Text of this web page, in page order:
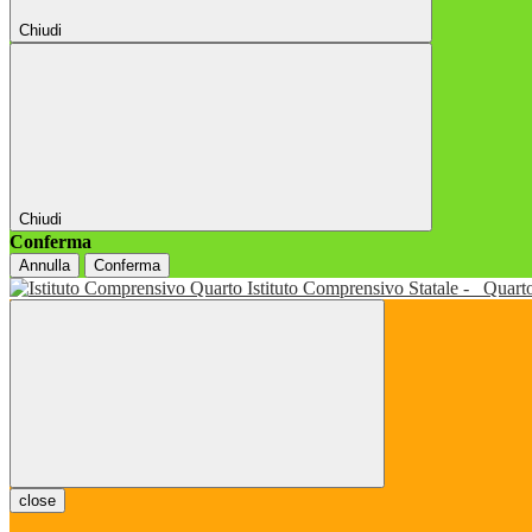
Chiudi
Chiudi
Conferma
Annulla Conferma
Istituto Comprensivo Statale -
close